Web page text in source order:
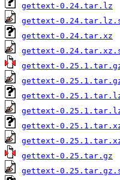
gettext-0.24.tar.lz
gettext-
gettext-0.24.tar.xz
gettext-
gettext-
gettext-
gettext-
gettext-
gettext-
gettext-
gettext-0.25.tar.gz
gettext-